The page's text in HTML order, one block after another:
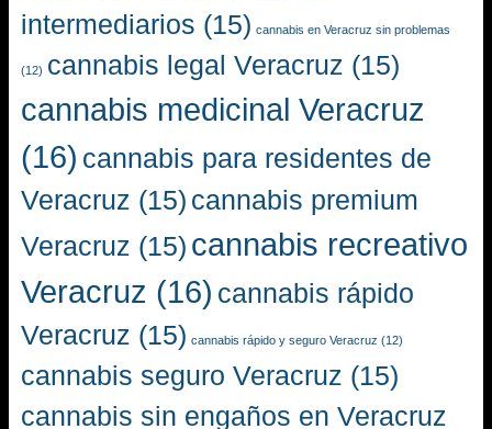
intermediarios (15) cannabis en Veracruz sin problemas
(12) cannabis legal Veracruz (15)
cannabis medicinal Veracruz
(16) cannabis para residentes de
Veracruz (15) cannabis premium
Veracruz (15) cannabis recreativo
Veracruz (16) cannabis rápido
Veracruz (15) cannabis rápido y seguro Veracruz (12)
cannabis seguro Veracruz (15)
cannabis sin engaños en Veracruz